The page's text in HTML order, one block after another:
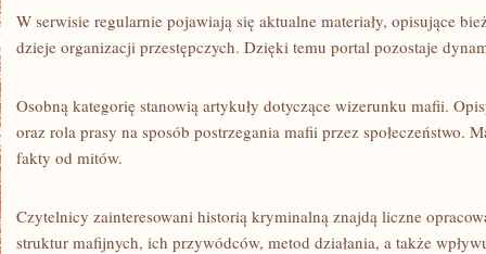
W serwisie regularnie pojawiają się aktualne materiały, opisujące
dzieje organizacji przestępczych. Dzięki temu portal pozostaje
Osobną kategorię stanowią artykuły dotyczące wizerunku mafii.
oraz rola prasy na sposób postrzegania mafii przez społeczeństwo.
fakty od mitów.
Czytelnicy zainteresowani historią kryminalną znajdą liczne
struktur mafijnych, ich przywódców, metod działania, a także